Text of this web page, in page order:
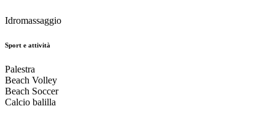
Idromassaggio
Sport e attività
Palestra
Beach Volley
Beach Soccer
Calcio balilla